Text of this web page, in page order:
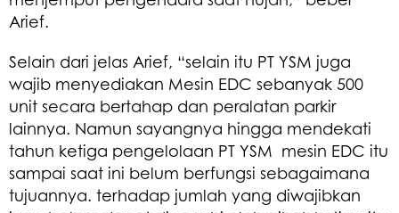
Arief.
Selain dari jelas Arief, “selain itu PT YSM juga
wajib menyediakan Mesin EDC sebanyak 500
unit secara bertahap dan peralatan parkir
lainnya. Namun sayangnya hingga mendekati
tahun ketiga pengelolaan PT YSM mesin EDC itu
sampai saat ini belum berfungsi sebagaimana
tujuannya. terhadap jumlah yang diwajibkan